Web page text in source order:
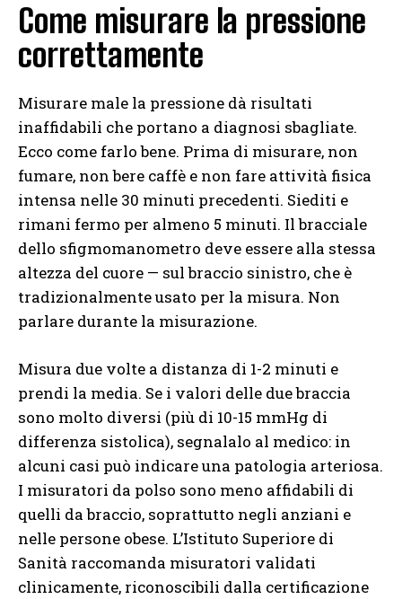
Come misurare la pressione
correttamente
Misurare male la pressione dà risultati
inaffidabili che portano a diagnosi sbagliate.
Ecco come farlo bene. Prima di misurare, non
fumare, non bere caffè e non fare attività fisica
intensa nelle 30 minuti precedenti. Siediti e
rimani fermo per almeno 5 minuti. Il bracciale
dello sfigmomanometro deve essere alla stessa
altezza del cuore — sul braccio sinistro, che è
tradizionalmente usato per la misura. Non
parlare durante la misurazione.
Misura due volte a distanza di 1-2 minuti e
prendi la media. Se i valori delle due braccia
sono molto diversi (più di 10-15 mmHg di
differenza sistolica), segnalalo al medico: in
alcuni casi può indicare una patologia arteriosa.
I misuratori da polso sono meno affidabili di
quelli da braccio, soprattutto negli anziani e
nelle persone obese. L’Istituto Superiore di
Sanità raccomanda misuratori validati
clinicamente, riconoscibili dalla certificazione